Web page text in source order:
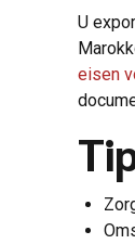
U
eisen